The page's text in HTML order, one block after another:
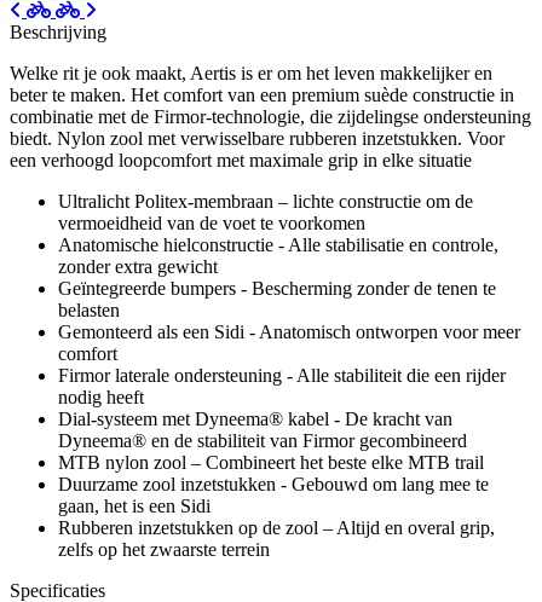
Beschrijving
Welke rit je ook maakt, Aertis is er om het leven makkelijker en
beter te maken. Het comfort van een premium suède constructie in
combinatie met de Firmor-technologie, die zijdelingse ondersteuning
biedt. Nylon zool met verwisselbare rubberen inzetstukken. Voor
een verhoogd loopcomfort met maximale grip in elke situatie
Ultralicht Politex-membraan – lichte constructie om de
vermoeidheid van de voet te voorkomen
Anatomische hielconstructie - Alle stabilisatie en controle,
zonder extra gewicht
Geïntegreerde bumpers - Bescherming zonder de tenen te
belasten
Gemonteerd als een Sidi - Anatomisch ontworpen voor meer
comfort
Firmor laterale ondersteuning - Alle stabiliteit die een rijder
nodig heeft
Dial-systeem met Dyneema® kabel - De kracht van
Dyneema® en de stabiliteit van Firmor gecombineerd
MTB nylon zool – Combineert het beste elke MTB trail
Duurzame zool inzetstukken - Gebouwd om lang mee te
gaan, het is een Sidi
Rubberen inzetstukken op de zool – Altijd en overal grip,
zelfs op het zwaarste terrein
Specificaties